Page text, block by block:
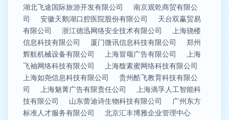
湖北飞途国际旅游开发有限公司
南京观乾商贸有限公
司
安徽天鹅湖口腔医院股份有限公司
天台双赢贸易
有限公司
浙江德迅网络安全技术有限公司
上海骁楼
信息科技有限公司
厦门微讯信息科技有限公司
郑州
辉航机械设备有限公司
上海冒颂广告有限公司
上海
飞袖网络科技有限公司
上海馥素蜜网络科技有限公司
上海如尧信息科技有限公司
贵州酷飞教育科技有限公
司
上海魅菁广告有限责任公司
上海滴孚人工智能科
技有限公司
山东蕾迪诗生物科技有限公司
广州东方
标准人才服务有限公司
北京汇丰博雅企业管理中心